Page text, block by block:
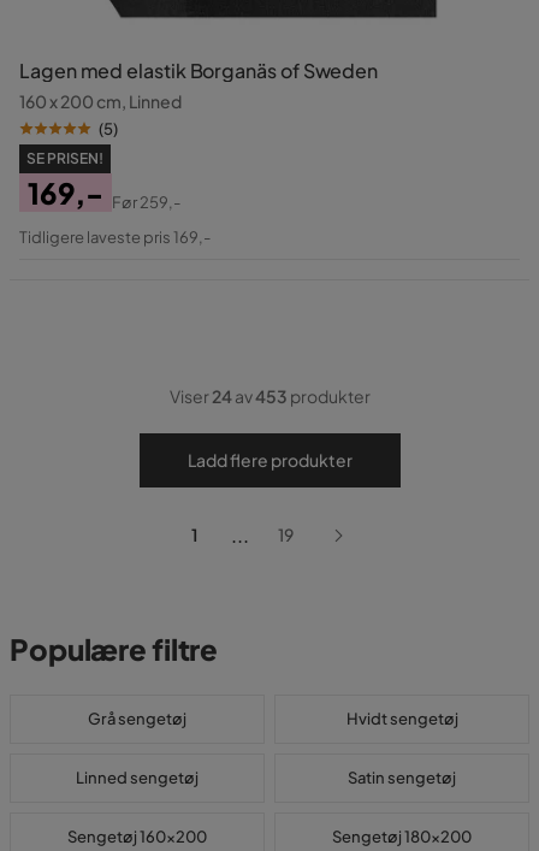
Lagen med elastik Borganäs of Sweden
160 x 200 cm, Linned
(5)
SE PRISEN!
Pris
169,-
Original
Før259,-
Tidligere laveste pris 169,-
Viser24av453 produkter
Ladd flere produkter
1 ... 19
Populære filtre
Grå sengetøj Hvidt sengetøj
Linned sengetøj Satin sengetøj
Sengetøj 160x200 Sengetøj 180x200